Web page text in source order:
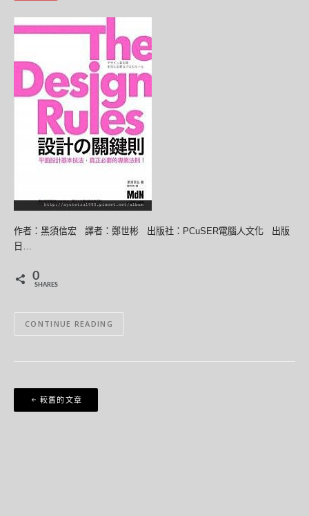
作者：黑須信宏 譯者：鄭世彬 出版社：PCuSER電腦人文化 出版
日…
0
SHARES
CONTINUE READING
文
章
較舊的文章